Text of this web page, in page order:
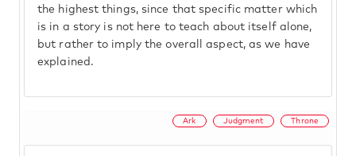
the highest things, since that specific matter which
is in a story is not here to teach about itself alone,
but rather to imply the overall aspect, as we have
explained.
Ark Judgment Throne